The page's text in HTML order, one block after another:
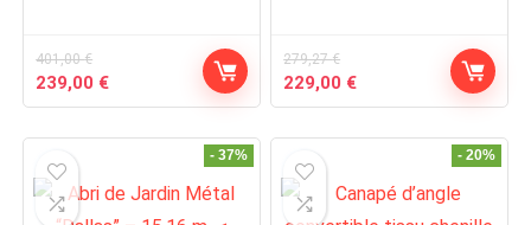
401,00€
Original
price
239,00 €Current
price
279,27€
Original
price
229,00 €Current
price
- 37% - 20%